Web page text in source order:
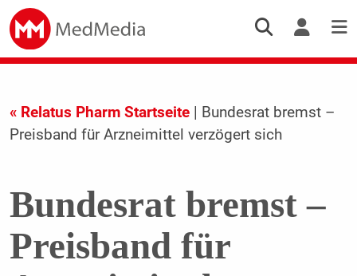
« Relatus Pharm Startseite| Bundesrat bremst –
Preisband für Arzneimittel verzögert sich
Bundesrat bremst –
Preisband für